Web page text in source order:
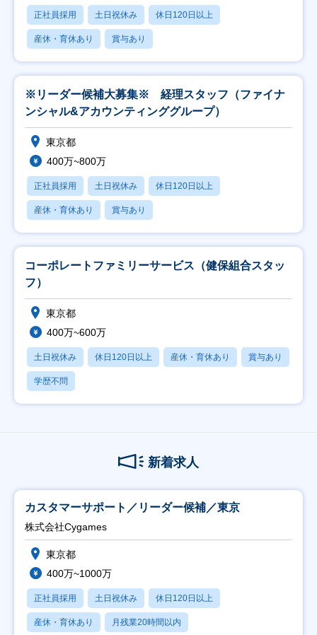
正社員採用 土日祝休み 休日120日以上
産休・育休あり 賞与あり
※リーダー候補大募集※ 経理スタッフ（ファイナ
ンシャル&アカウンティンググループ）
東京都
400万~800万
正社員採用 土日祝休み 休日120日以上
産休・育休あり 賞与あり
コーポレートファミリーサービス（健保組合スタッ
フ）
東京都
400万~600万
土日祝休み 休日120日以上 産休・育休あり 賞与あり
学歴不問
新着求人
カスタマーサポート／リーダー候補／東京
株式会社Cygames
東京都
400万~1000万
正社員採用 土日祝休み 休日120日以上
産休・育休あり 月残業20時間以内